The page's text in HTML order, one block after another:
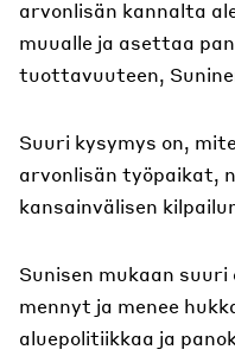
arvonlisän kannalta
muualle ja asettaa
tuottavuuteen,
Suuri kysymys on,
arvonlisän työpaikat,
kansainvälisen
Sunisen mukaan
mennyt ja menee
aluepolitiikkaa ja